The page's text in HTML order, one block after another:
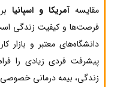
مقایسه آمریکا و اسپانیا
فرصت‌ها و کیفیت زندگی
دانشگاه‌های معتبر و
پیشرفت فردی زیادی را
زندگی، بیمه درمانی خصوصی